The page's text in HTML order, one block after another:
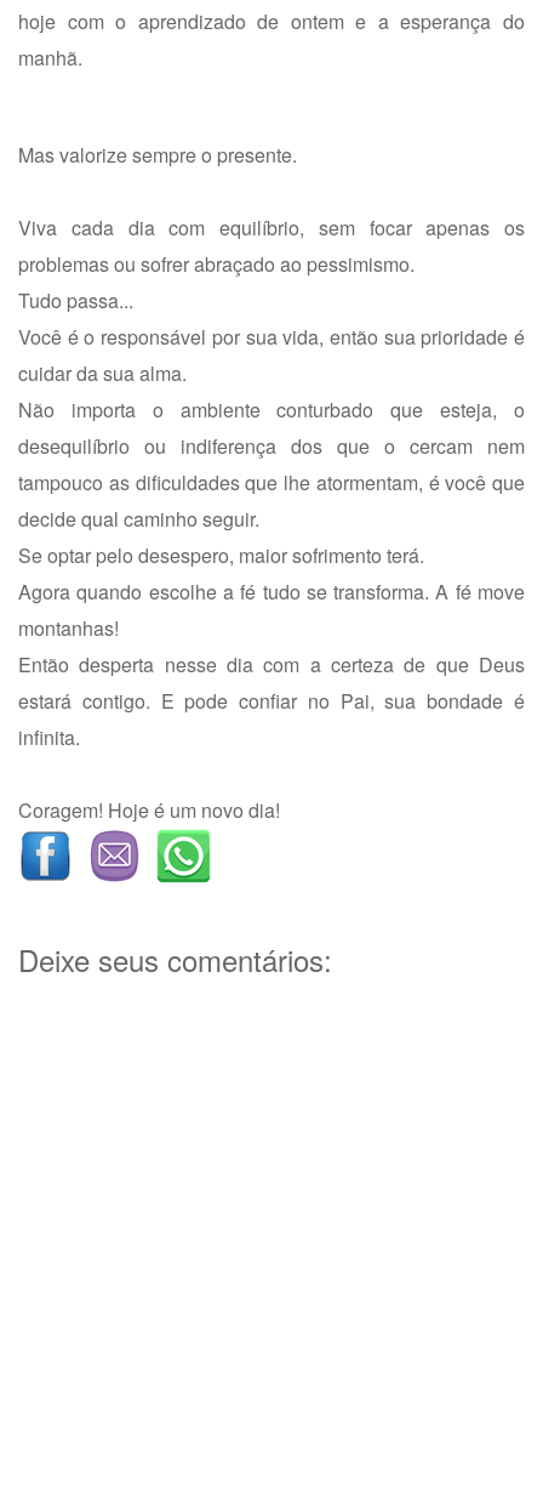
hoje com o aprendizado de ontem e a esperança do
manhã.
Mas valorize sempre o presente.
Viva cada dia com equilíbrio, sem focar apenas os
problemas ou sofrer abraçado ao pessimismo.
Tudo passa...
Você é o responsável por sua vida, então sua prioridade é
cuidar da sua alma.
Não importa o ambiente conturbado que esteja, o
desequilíbrio ou indiferença dos que o cercam nem
tampouco as dificuldades que lhe atormentam, é você que
decide qual caminho seguir.
Se optar pelo desespero, maior sofrimento terá.
Agora quando escolhe a fé tudo se transforma. A fé move
montanhas!
Então desperta nesse dia com a certeza de que Deus
estará contigo. E pode confiar no Pai, sua bondade é
infinita.
Coragem! Hoje é um novo dia!
Deixe seus comentários: